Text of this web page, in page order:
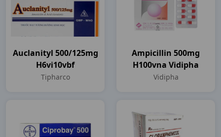
Auclanityl 500/125mg
H6vi10vbf
Tipharco
Ampicillin 500mg
H100vna Vidipha
Vidipha